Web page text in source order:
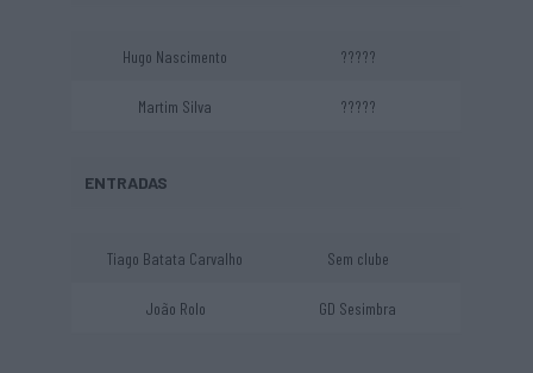
Hugo Nascimento ?????
Martim Silva ?????
ENTRADAS
Tiago Batata Carvalho Sem clube
João Rolo GD Sesimbra